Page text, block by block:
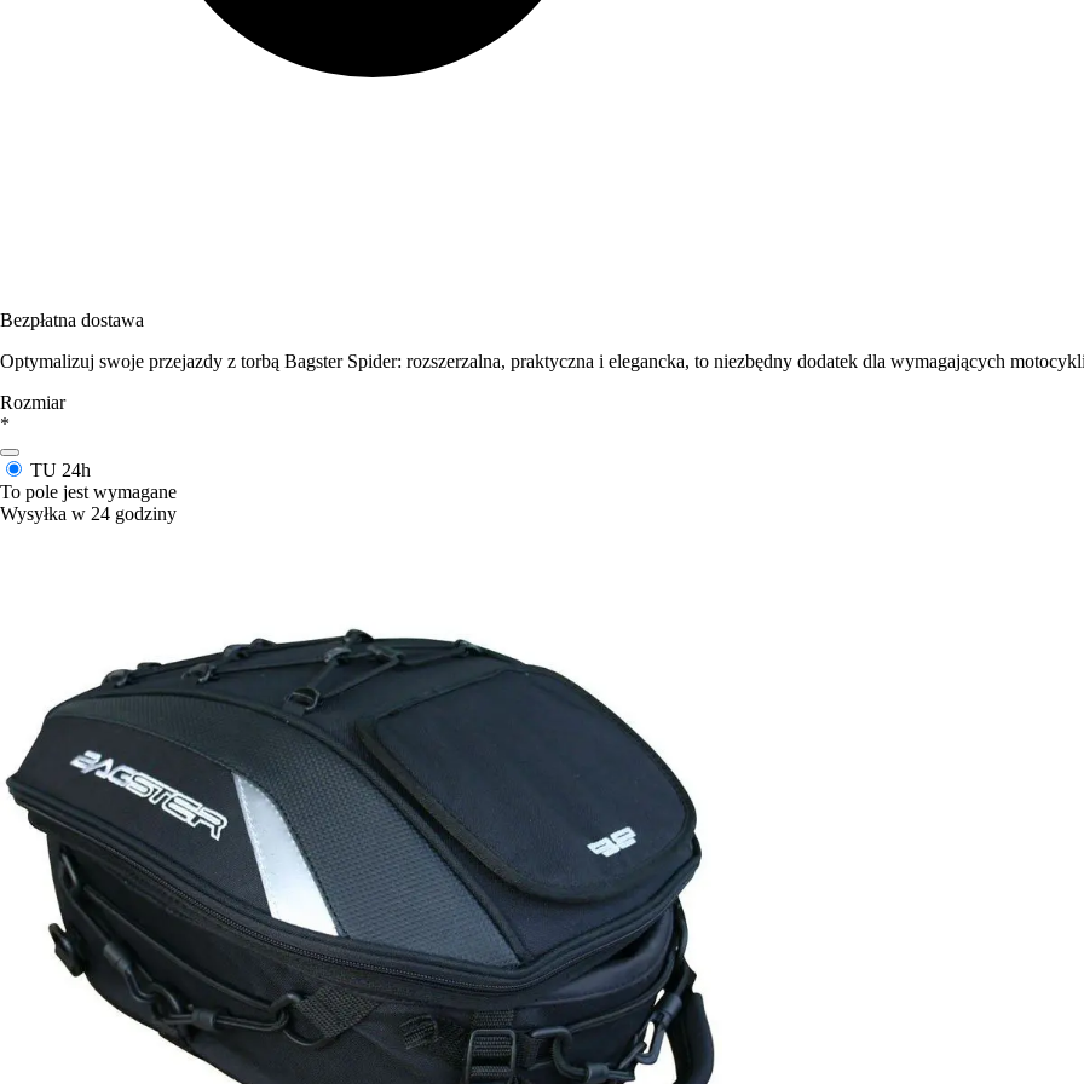
Bezpłatna dostawa
Optymalizuj swoje przejazdy z torbą Bagster Spider: rozszerzalna, praktyczna i elegancka, to niezbędny dodatek dla wymagających
Rozmiar
*
TU 24h
To pole jest wymagane
Wysyłka w 24 godziny